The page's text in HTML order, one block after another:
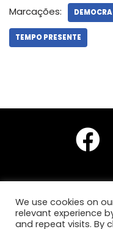
Marcações:
TEMPO PRESENTE
Editores do site: Prof. Dr.
eProf.ª
We use cookies on
relevant experience
and repeat visits. By